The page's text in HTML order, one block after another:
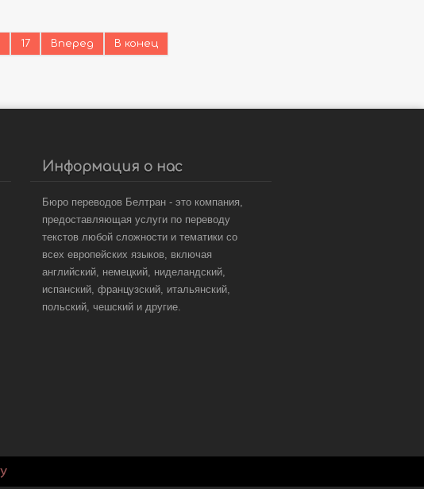
17 Вперед В конец
Информация о нас
Бюро переводов Белтран - это компания,
предоставляющая услуги по переводу
текстов любой сложности и тематики со
всех европейских языков, включая
английский, немецкий, ниделандский,
испанский, французский, итальянский,
польский, чешский и другие.